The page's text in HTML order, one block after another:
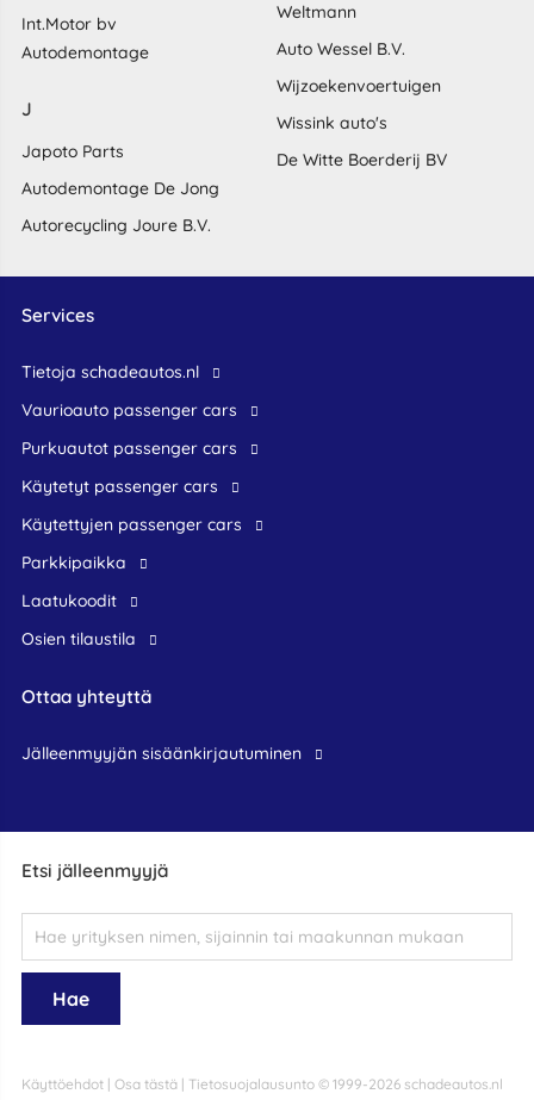
Int.Motor bv
Autodemontage
J
Japoto Parts
Autodemontage De Jong
Autorecycling Joure B.V.
Weltmann
Auto Wessel B.V.
Wijzoekenvoertuigen
Wissink auto's
De Witte Boerderij BV
Etsi jälleenmyyjä
Käyttöehdot| Osa tästä| Tietosuojalausunto© 1999-2026 schadeautos.nl
Services
Tietoja schadeautos.nl
Vaurioauto passenger cars
Purkuautot passenger cars
Käytetyt passenger cars
Käytettyjen passenger cars
Parkkipaikka
Laatukoodit
Osien tilaustila
Ottaa yhteyttä
jälleenmyyjän sisäänkirjautuminen